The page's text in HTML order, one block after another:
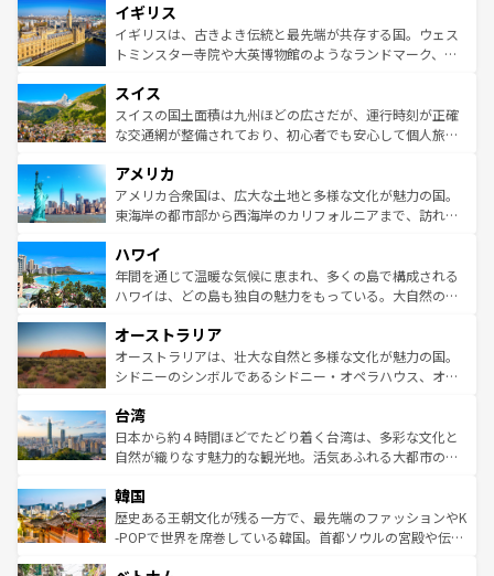
いる。シャンパンの発祥地であるランス、プロヴァンスの
香り高いラベンダー畑など、多彩な楽しみ方が可能だ。さ
らに、パリ以外の地域にも魅力が溢れており、どの街角に
れる地方に足を運ぶとそれぞれで全く異なる文化を体験で
きるだろう。 なお、新着のフランス情報はコンテンツ一覧
を参照してほしい。
顔を持つこの国は、どこを歩いても飽きることがない。ベ
ルリンの文化的活気、バイエルン州のアルプスの絶景、そ
してライン川沿いのワイン畑といった風景は必見。ビール
は、お酒好きな人にはぜひ体験してほしい。 なお、新着の
ドイツ情報はコンテンツ一覧を参照してほしい。
イギリス
イギリスは、古きよき伝統と最先端が共存する国。ウェス
トミンスター寺院や大英博物館のようなランドマーク、歴
リアごとに異なる魅力がある。また、優雅なアフタヌーン
ティー、ビール好きにはたまらない英国パブ、サッカー観
戦など、本場だからこそできる体験も豊富。イギリスを旅
ンツ一覧を参照してほしい。
スイス
スイスの国土面積は九州ほどの広さだが、運行時刻が正確
な交通網が整備されており、初心者でも安心して個人旅行
の建物がそのまま残る町や、スイスならではのユニークな
博物館もあり、アルプス観光だけでなく町歩きも満喫する
ことができる。国民の所得が高いため物価も高いが、旅行
ば市内交通費無料で観光を楽しむこともできる。 なお、新
着のスイス情報はコンテンツ一覧 を参照してほしい。
アメリカ
アメリカ合衆国は、広大な土地と多様な文化が魅力の国。
東海岸の都市部から西海岸のカリフォルニアまで、訪れる
のような巨大都市は、観光、ショッピング、エンターテイ
ンメントが詰まった刺激的なスポットだ。一方、アメリカ
西部には大自然が広がり、グランドキャニオンやイエロー
部のニューオーリンズでは、音楽と美食が融合した独特の
文化が魅力。旅行者はアメリカの各地域で異なる魅力を楽
しみながら、その多様性と豊かな歴史を感じることができ
ならではの贅沢な旅のスタイルだ。 なお、新着のアメリカ
情報はコンテンツ一覧を参照してほしい。
ハワイ
年間を通じて温暖な気候に恵まれ、多くの島で構成される
ハワイは、どの島も独自の魅力をもっている。大自然の神
ワイ島は見逃せない。また、定番の観光地といえばオアフ
島だが、静かな自然を求めるならマウイ島やカウアイ島が
おすすめ。エメラルドグリーンに輝く海をはじめ、豊かな
れるおもてなしの心で訪れる人々を迎えてくれるハワイの
人々、おいしいローカルフードやハワイアンミュージッ
ク、伝統的なフラダンスなど、すべてがハワイの魅力を彩
ワイを、存分に味わってほしい。 なお、新着のハワイ情報
はコンテンツ一覧を参照してほしい。
オーストラリア
オーストラリアは、壮大な自然と多様な文化が魅力の国。
シドニーのシンボルであるシドニー・オペラハウス、オー
リアリーフや大陸中央部にそびえるウルル（エアーズロッ
ク）、タスマニアの美しい原生林やケアンズの熱帯雨林な
ど、見どころがたくさん。また、カフェやワイン、オージ
いる。アクティビティも充実しており、サーフィンやダイ
ビング、ハイキングなど、アウトドア好きにはたまらな
い。オーストラリアの多彩な魅力を存分に味わいつくそ
台湾
日本から約４時間ほどでたどり着く台湾は、多彩な文化と
自然が織りなす魅力的な観光地。活気あふれる大都市の台
ン）、静ひつな山岳地帯である台湾東部など、都市の喧騒
と山間の静けさが共存しており、訪れる人に新しい発見と
驚きをもたらしてくれる。また、奥深い台湾の食文化も魅
韓国
歴史ある王朝文化が残る一方で、最先端のファッションやK
-POPで世界を席巻している韓国。首都ソウルの宮殿や伝統